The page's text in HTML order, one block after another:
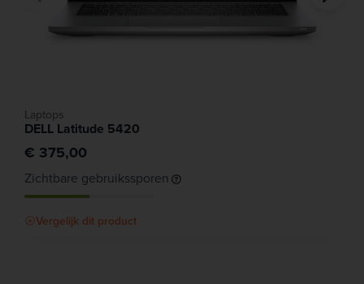
Laptops
DELL Latitude 5420
€ 375,00
Zichtbare gebruikssporen
Vergelijk dit product